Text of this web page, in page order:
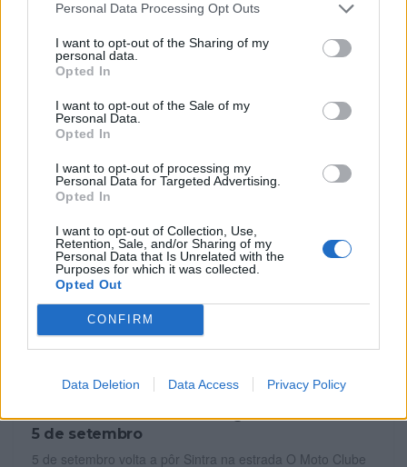
Personal Data Processing Opt Outs
I want to opt-out of the Sharing of my
personal data.
Opted In
I want to opt-out of the Sale of my
Personal Data.
Opted In
I want to opt-out of processing my
Personal Data for Targeted Advertising.
Opted In
I want to opt-out of Collection, Use,
Retention, Sale, and/or Sharing of my
Personal Data that Is Unrelated with the
Purposes for which it was collected.
Opted Out
CONFIRM
Data Deletion Data Access Privacy Policy
Indian Chief Vintage Sturgis – Nova versão
A nova Indian Chief Vintage Sturgis, SD Edition,
homenageia o papel fundamental da Indian Motorcycle nas
FERNANDO NETO
42.º Passeio de Motas Antigas anima Sintra a
5 de setembro
5 de setembro volta a pôr Sintra na estrada O Moto Clube